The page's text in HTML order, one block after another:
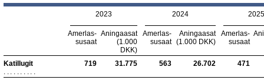
2023 2024
Amerlas-
susaat
Aningaasat
(1.000
DKK)
Amerlas-
susaat
Aningaasat
(1.000 DKK)
Amerlas-
susaat
Katillugit
719 31.775 563 26.702 471